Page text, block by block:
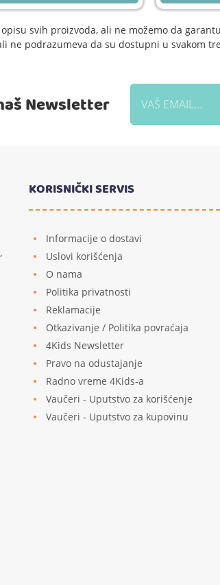
svih proizvoda, ali ne možemo da
ne podrazumeva da su dostupni u svakom
Newsletter
KORISNIČKI SERVIS
Informacije o dostavi
Uslovi korišćenja
O nama
Politika privatnosti
Reklamacije
Otkazivanje / Politika povraćaja
4Kids Newsletter
Pravo na odustajanje
Radno vreme 4Kids-a
Vaučeri - Uputstvo za korišćenje
Vaučeri - Uputstvo za kupovinu